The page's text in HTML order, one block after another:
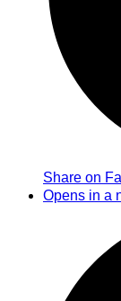
Share on
Opens in a